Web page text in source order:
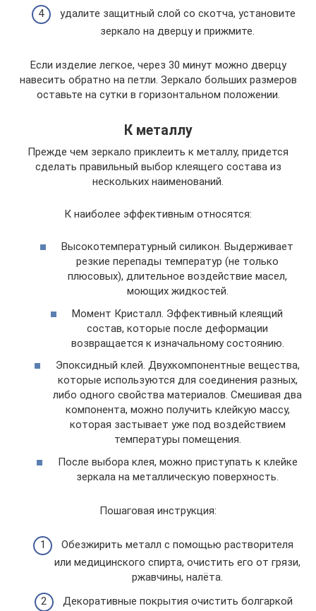
удалите защитный слой со скотча, установите
зеркало на дверцу и прижмите.
Если изделие легкое, через 30 минут можно дверцу
навесить обратно на петли. Зеркало больших размеров
оставьте на сутки в горизонтальном положении.
К металлу
Прежде чем зеркало приклеить к металлу, придется
сделать правильный выбор клеящего состава из
нескольких наименований.
К наиболее эффективным относятся:
Высокотемпературный силикон. Выдерживает
резкие перепады температур (не только
плюсовых), длительное воздействие масел,
моющих жидкостей.
Момент Кристалл. Эффективный клеящий
состав, которые после деформации
возвращается к изначальному состоянию.
Эпоксидный клей. Двухкомпонентные вещества,
которые используются для соединения разных,
либо одного свойства материалов. Смешивая два
компонента, можно получить клейкую массу,
которая застывает уже под воздействием
температуры помещения.
После выбора клея, можно приступать к клейке
зеркала на металлическую поверхность.
Пошаговая инструкция:
Обезжирить металл с помощью растворителя
или медицинского спирта, очистить его от грязи,
ржавчины, налёта.
Декоративные покрытия очистить болгаркой